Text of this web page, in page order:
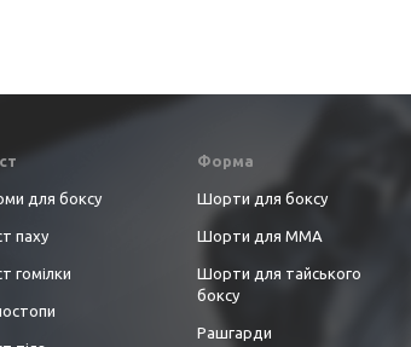
для боксу
паху
гомілки
Форма
Шорти для боксу
Шорти для ММА
Шорти для тайського
боксу
Рашгарди